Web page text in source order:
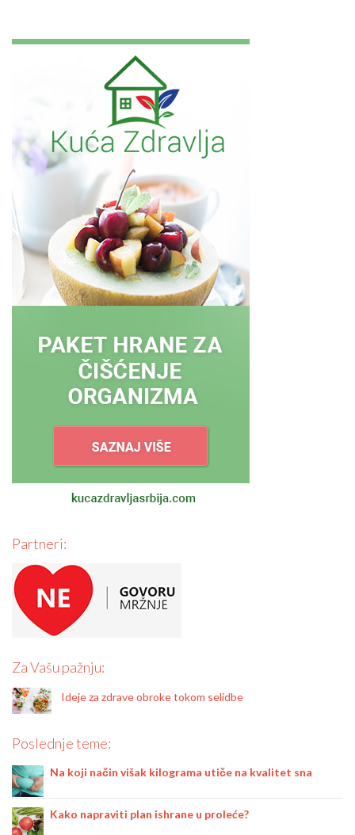
Partneri:
Za Vašu pažnju:
Ideje za zdrave obroke tokom selidbe
Poslednje teme:
Na koji način višak kilograma utiče na kvalitet sna
Kako napraviti plan ishrane u proleće?